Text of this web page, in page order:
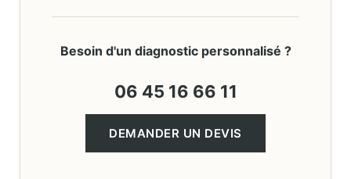
Besoin d'un diagnostic personnalisé ?
06 45 16 66 11
DEMANDER UN DEVIS